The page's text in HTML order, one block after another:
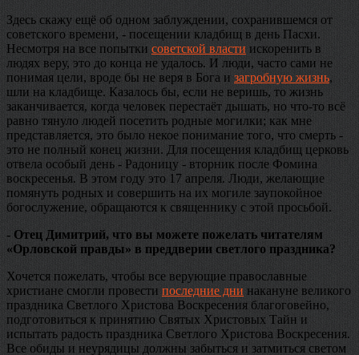
Здесь скажу ещё об одном заблуждении, сохранившемся от
советского времени, - посещении кладбищ в день Пасхи.
Несмотря на все попытки советской власти искоренить в
людях веру, это до конца не удалось. И люди, часто сами не
понимая цели, вроде бы не веря в Бога и загробную жизнь,
шли на кладбище. Казалось бы, если не веришь, то жизнь
заканчивается, когда человек перестаёт дышать, но что-то всё
равно тянуло людей посетить родные могилки; как мне
представляется, это было некое понимание того, что смерть -
это не полный конец жизни. Для посещения кладбищ церковь
отвела особый день - Радоницу - вторник после Фомина
воскресенья. В этом году это 17 апреля. Люди, желающие
помянуть родных и совершить на их могиле заупокойное
богослужение, обращаются к священнику с этой просьбой.
- Отец Димитрий, что вы можете пожелать читателям
«Орловской правды» в преддверии светлого праздника?
Хочется пожелать, чтобы все верующие православные
христиане смогли провести последние дни накануне великого
праздника Светлого Христова Воскресения благоговейно,
подготовиться к принятию Святых Христовых Тайн и
испытать радость праздника Светлого Христова Воскресения.
Все обиды и неурядицы должны забыться и затмиться светом